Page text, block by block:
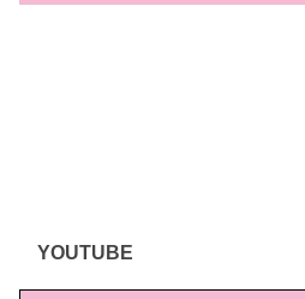
YOUTUBE